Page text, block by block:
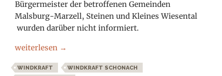
Bürgermeister der betroffenen Gemeinden
Malsburg-Marzell, Steinen und Kleines Wiesental
wurden darüber nicht informiert.
Windkraft Schonach und das Schweigen im Wald
weiterlesen →
WINDKRAFT
WINDKRAFT SCHONACH